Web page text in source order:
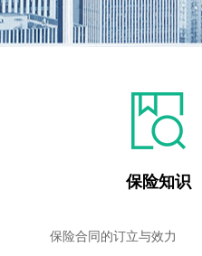
保险知识
保险合同的订立与效力